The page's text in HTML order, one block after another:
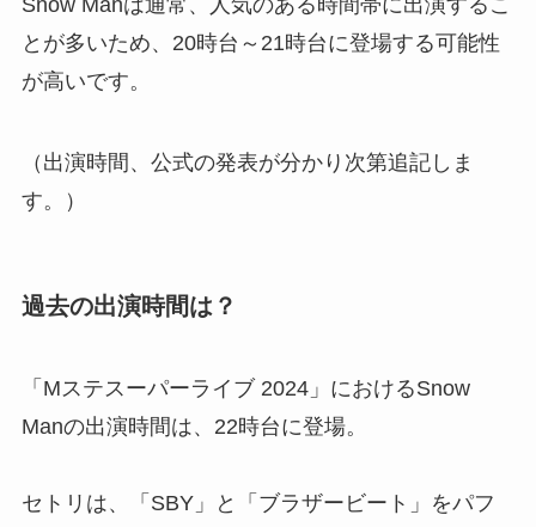
とが多いため、20時台～21時台に登場する可能性
が高いです。
（出演時間、公式の発表が分かり次第追記しま
す。）
過去の出演時間は？
「Mステスーパーライブ 2024」におけるSnow
Manの出演時間は、22時台に登場。
セトリは、「SBY」と「ブラザービート」をパフ